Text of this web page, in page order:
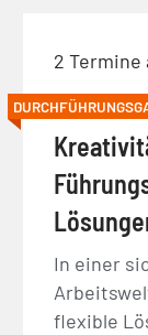
2 Termine
In einer
flexible